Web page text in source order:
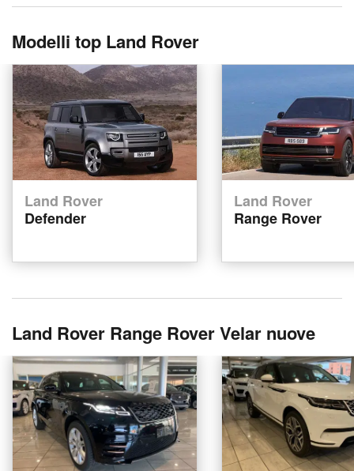
Modelli top Land Rover
Land Rover
Defender
Land Rover
Range Rover
Land Rover Range Rover Velar nuove